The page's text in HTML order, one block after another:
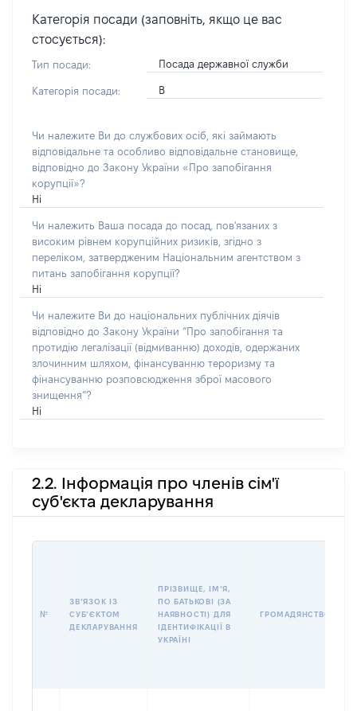
Категорія посади (заповніть, якщо це вас
стосується):
Тип посади: Посада державної служби
Категорія посади: В
Чи належите Ви до службових осіб, які займають
відповідальне та особливо відповідальне становище,
відповідно до Закону України «Про запобігання
корупції»?
Ні
Чи належить Ваша посада до посад, пов'язаних з
високим рівнем корупційних ризиків, згідно з
переліком, затвердженим Національним агентством з
питань запобігання корупції?
Ні
Чи належите Ви до національних публічних діячів
відповідно до Закону України “Про запобігання та
протидію легалізації (відмиванню) доходів, одержаних
злочинним шляхом, фінансуванню тероризму та
фінансуванню розповсюдження зброї масового
знищення”?
Ні
2.2. Інформація про членів сім'ї
суб'єкта декларування
№
ЗВʼЯЗОК ІЗ
СУБʼЄКТОМ
ДЕКЛАРУВАННЯ
ПРІЗВИЩЕ, ІМʼЯ,
ПО БАТЬКОВІ (ЗА
НАЯВНОСТІ) ДЛЯ
ІДЕНТИФІКАЦІЇ В
УКРАЇНІ
ГРОМАДЯНСТВО